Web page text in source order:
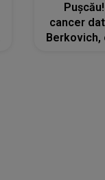
cancer
Berkovich,